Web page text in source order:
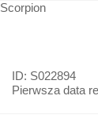
Scorpion
ID: S022894
Pierwsza data